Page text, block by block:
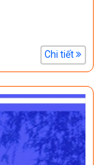
Chi tiết